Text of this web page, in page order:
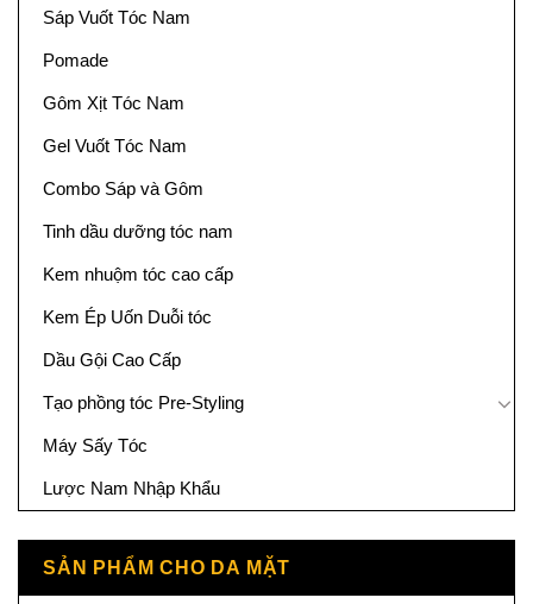
Sáp Vuốt Tóc Nam
Pomade
Gôm Xịt Tóc Nam
Gel Vuốt Tóc Nam
Combo Sáp và Gôm
Tinh dầu dưỡng tóc nam
Kem nhuộm tóc cao cấp
Kem Ép Uốn Duỗi tóc
Dầu Gội Cao Cấp
Tạo phồng tóc Pre-Styling
Máy Sấy Tóc
Lược Nam Nhập Khẩu
SẢN PHẨM CHO DA MẶT